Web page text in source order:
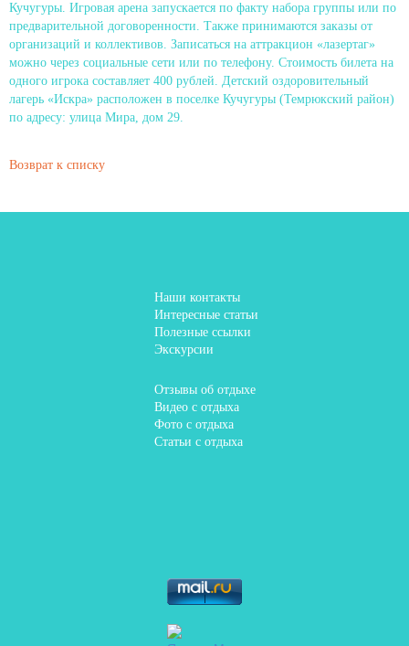
Кучугуры. Игровая арена запускается по факту набора группы или по
предварительной договоренности. Также принимаются заказы от
организаций и коллективов. Записаться на аттракцион «лазертаг»
можно через социальные сети или по телефону. Стоимость билета на
одного игрока составляет 400 рублей. Детский оздоровительный
лагерь «Искра» расположен в поселке Кучугуры (Темрюкский район)
по адресу: улица Мира, дом 29.
Возврат к списку
Наши контакты
Интересные статьи
Полезные ссылки
Экскурсии
Отзывы об отдыхе
Видео с отдыха
Фото с отдыха
Статьи с отдыха